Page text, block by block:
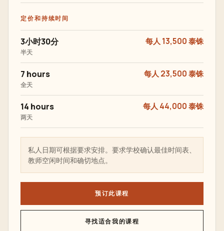
定价和持续时间
3小时30分
半天
每人 13,500 泰铢
7 hours
全天
每人 23,500 泰铢
14 hours
两天
每人 44,000 泰铢
私人日期可根据要求安排。要求学校确认最佳时间表、
教师空闲时间和确切地点。
预订此课程
寻找适合我的课程